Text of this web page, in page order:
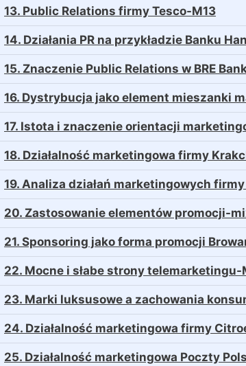
13. Public Relations firmy Tesco-M13
14. Działania PR na przykładzie Banku
15. Znaczenie Public Relations w BRE
16. Dystrybucja jako element mieszanki
17. Istota i znaczenie orientacji
18. Działalność marketingowa firmy
19. Analiza działań marketingowych firmy
20. Zastosowanie elementów promocji-
21. Sponsoring jako forma promocji
22. Mocne i słabe strony telemarketingu-
23. Marki luksusowe a zachowania
24. Działalność marketingowa firmy
25. Działalność marketingowa Poczty